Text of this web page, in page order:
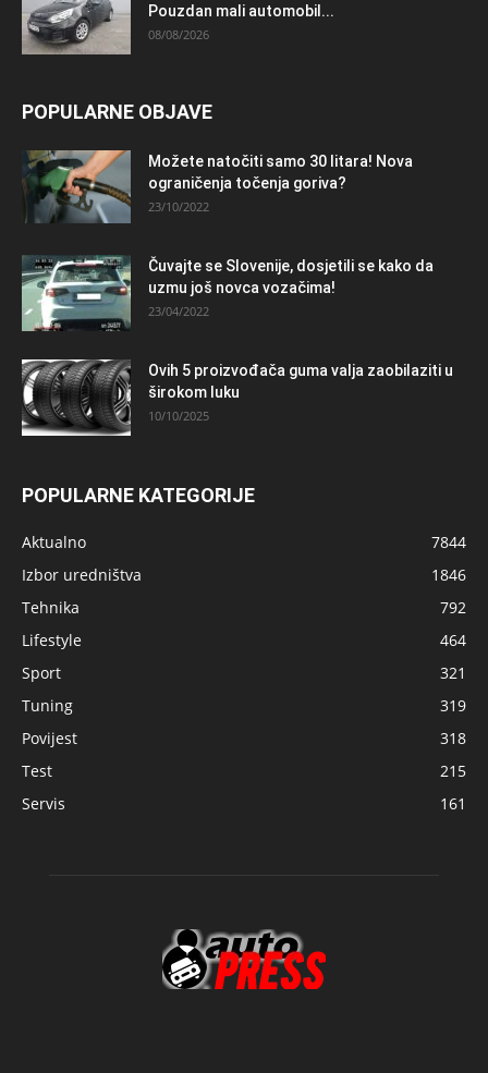
Pouzdan mali automobil...
08/08/2026
POPULARNE OBJAVE
Možete natočiti samo 30 litara! Nova
ograničenja točenja goriva?
23/10/2022
Čuvajte se Slovenije, dosjetili se kako da
uzmu još novca vozačima!
23/04/2022
Ovih 5 proizvođača guma valja zaobilaziti u
širokom luku
10/10/2025
POPULARNE KATEGORIJE
Aktualno
7844
Izbor uredništva
1846
Tehnika
792
Lifestyle
464
Sport
321
Tuning
319
Povijest
318
Test
215
Servis
161